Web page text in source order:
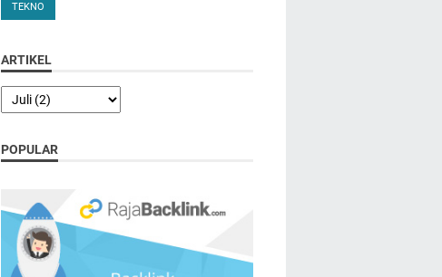
TEKNO
ARTIKEL
POPULAR